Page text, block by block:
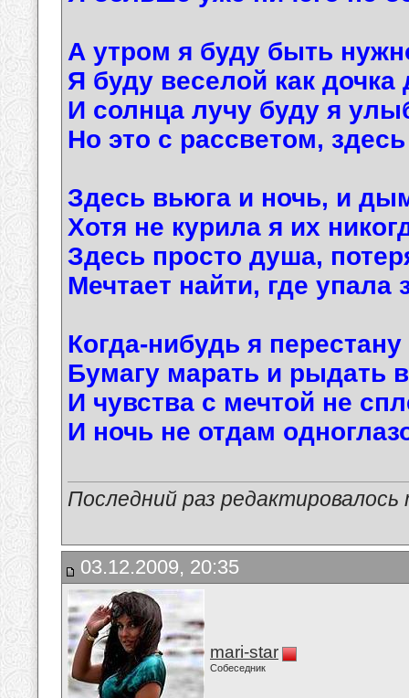
А утром я буду быть
Я буду веселой как дочка
И солнца лучу буду я
Но это с рассветом,
Здесь вьюга и ночь, и
Хотя не курила я их
Здесь просто душа,
Мечтает найти, где упала
Когда-нибудь я
Бумагу марать и рыдать
И чувства с мечтой не
И ночь не отдам
Последний раз
03.12.2009, 20:35
mari-star
Собеседник